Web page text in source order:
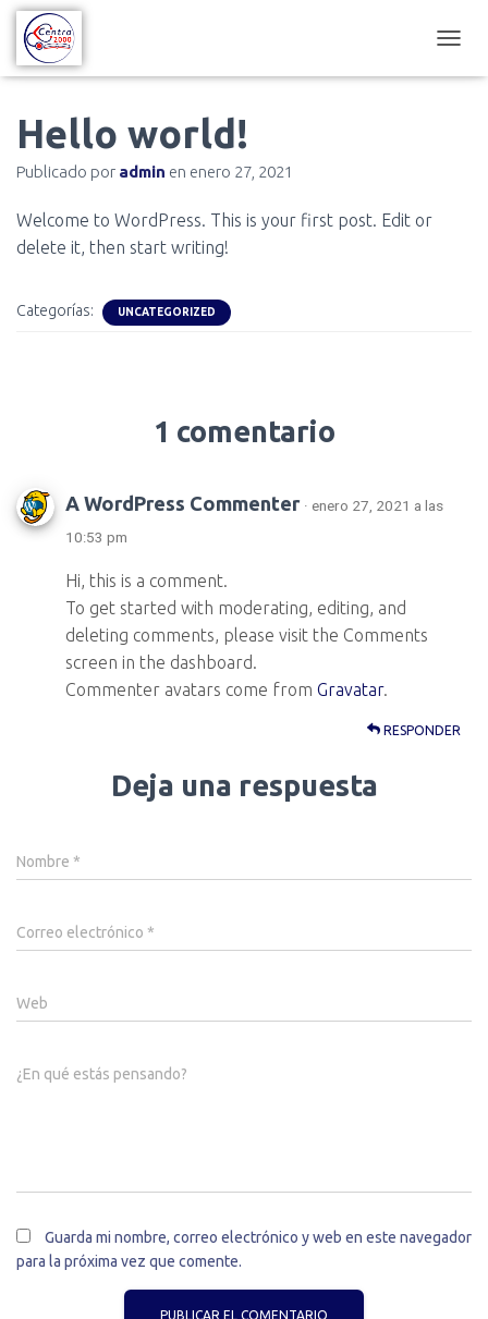
A
Hello world!
Publicado por admin en enero 27, 2021
Welcome to WordPress. This is your first post. Edit or
delete it, then start writing!
Categorías: UNCATEGORIZED
1 comentario
A WordPress Commenter · enero 27, 2021 a las
10:53 pm
Hi, this is a comment.
To get started with moderating, editing, and
deleting comments, please visit the Comments
screen in the dashboard.
Commenter avatars come from Gravatar.
RESPONDER
Deja una respuesta
Nombre *
Correo electrónico *
Web
¿En qué estás pensando?
Guarda mi nombre, correo electrónico y web en este navegador
para la próxima vez que comente.